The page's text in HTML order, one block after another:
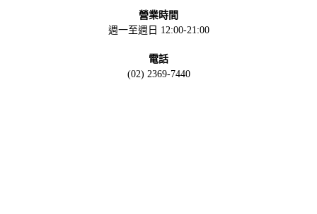
營業時間
週一至週日 12:00-21:00
電話
(02) 2369-7440